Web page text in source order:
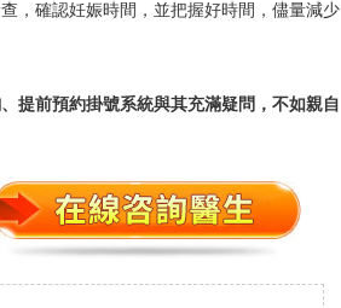
，確認妊娠時間，並把握好時間，儘量減少
提前預約掛號系統與其充滿疑問，不如親自